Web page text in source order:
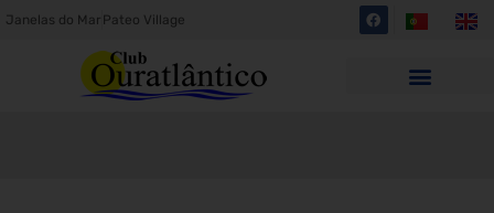
Janelas do Mar Pateo Village